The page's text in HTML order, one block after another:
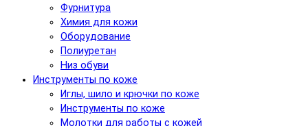
Фурнитура
Химия для кожи
Оборудование
Полиуретан
Низ обуви
Инструменты по коже
Иглы, шило и крючки по коже
Инструменты по коже
Молотки для работы с кожей